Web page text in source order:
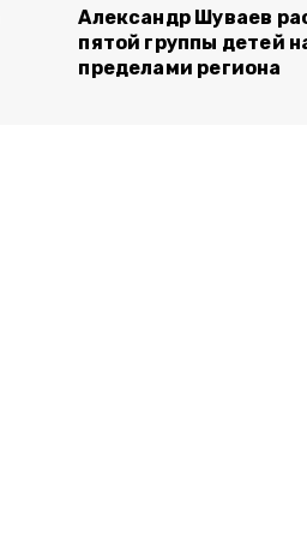
Александр Шуваев
пятой группы детей
пределами региона